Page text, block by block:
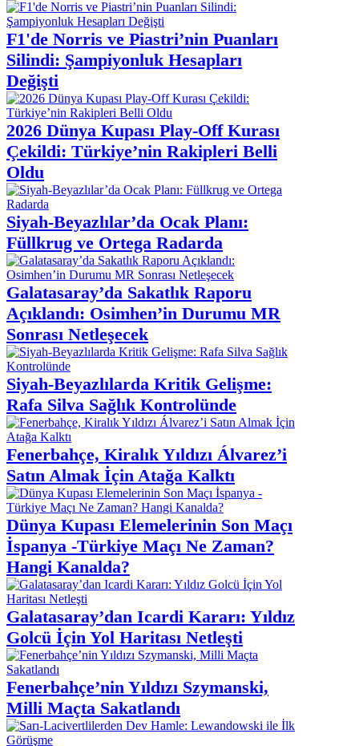
F1'de Norris ve Piastri’nin Puanları
Silindi: Şampiyonluk Hesapları
Değişti
2026 Dünya Kupası Play-Off Kurası
Çekildi: Türkiye’nin Rakipleri Belli
Oldu
Siyah-Beyazlılar’da Ocak Planı:
Füllkrug ve Ortega Radarda
Galatasaray’da Sakatlık Raporu
Açıklandı: Osimhen’in Durumu MR
Sonrası Netleşecek
Siyah-Beyazlılarda Kritik Gelişme:
Rafa Silva Sağlık Kontrolünde
Fenerbahçe, Kiralık Yıldızı Álvarez’i
Satın Almak İçin Atağa Kalktı
Dünya Kupası Elemelerinin Son Maçı
İspanya -Türkiye Maçı Ne Zaman?
Hangi Kanalda?
Galatasaray’dan Icardi Kararı: Yıldız
Golcü İçin Yol Haritası Netleşti
Fenerbahçe’nin Yıldızı Szymanski,
Milli Maçta Sakatlandı